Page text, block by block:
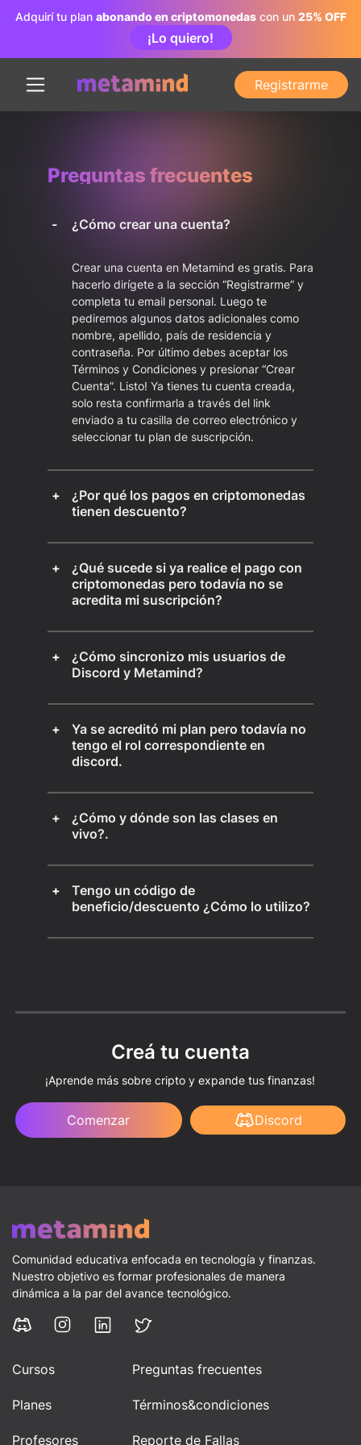
Adquirí tu plan abonando en criptomonedascon un 25% OFF
¡Lo quiero!
Registrarme
Preguntas frecuentes
¿Cómo crear una cuenta?
Crear una cuenta en Metamind es gratis. Para
hacerlo dirígete a la sección “Registrarme” y
completa tu email personal. Luego te
pediremos algunos datos adicionales como
nombre, apellido, país de residencia y
contraseña. Por último debes aceptar los
Términos y Condiciones y presionar “Crear
Cuenta”. Listo! Ya tienes tu cuenta creada,
solo resta confirmarla a través del link
enviado a tu casilla de correo electrónico y
seleccionar tu plan de suscripción.
¿Por qué los pagos en criptomonedas
tienen descuento?
¿Qué sucede si ya realice el pago con
criptomonedas pero todavía no se
acredita mi suscripción?
¿Cómo sincronizo mis usuarios de
Discord y Metamind?
Ya se acreditó mi plan pero todavía no
tengo el rol correspondiente en
discord.
¿Cómo y dónde son las clases en
vivo?.
Tengo un código de
beneficio/descuento ¿Cómo lo utilizo?
Creá tu cuenta
¡Aprende más sobre cripto y expande tus finanzas!
Comenzar Discord
Comunidad educativa enfocada en tecnología y finanzas.
Nuestro objetivo es formar profesionales de manera
dinámica a la par del avance tecnológico.
Cursos
Planes
Profesores
Preguntas frecuentes
Términos&condiciones
Reporte de Fallas